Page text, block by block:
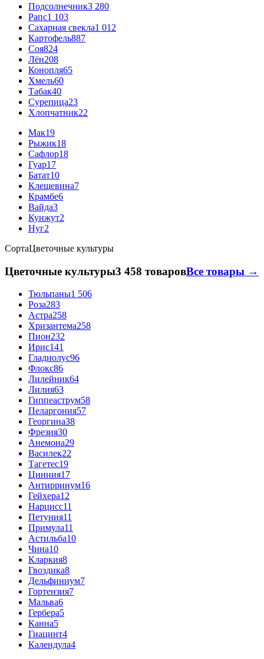
Подсолнечник3 280
Рапс1 103
Сахарная свекла1 012
Картофель887
Соя824
Лён208
Конопля65
Хмель60
Табак40
Сурепица23
Хлопчатник22
Мак19
Рыжик18
Сафлор18
Гуар17
Батат10
Клещевина7
Крамбе6
Вайда3
Кунжут2
Нуг2
СортаЦветочные культуры
Цветочные культуры3 458 товаровВсе товары →
Тюльпаны1 506
Роза283
Астра258
Хризантема258
Пион232
Ирис141
Гладиолус96
Флокс86
Лилейник64
Лилия63
Гиппеаструм58
Пеларгония57
Георгина38
Фрезия30
Анемона29
Василек22
Тагетес19
Цинния17
Антирринум16
Гейхера12
Нарцисс11
Петуния11
Примула11
Астильба10
Чина10
Кларкия8
Гвоздика8
Дельфиниум7
Гортензия7
Мальва6
Гербера5
Канна5
Гиацинт4
Календула4